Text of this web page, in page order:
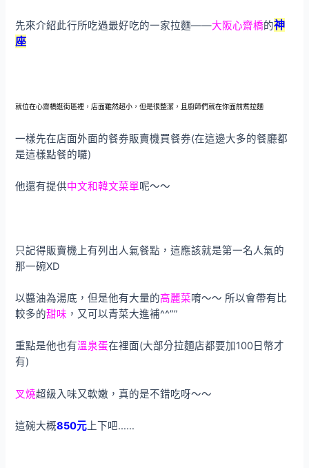
先來介紹此行所吃過最好吃的一家拉麵——大阪心齋橋的神
座
就位在心齋橋逛街區裡，店面雖然超小，但是很整潔，且廚師們就在你面前煮拉麵
一樣先在店面外面的餐券販賣機買餐券(在這邊大多的餐廳都
是這樣點餐的囉)
他還有提供中文和韓文菜單呢～～
只記得販賣機上有列出人氣餐點，這應該就是第一名人氣的
那一碗XD
以醬油為湯底，但是他有大量的高麗菜唷～～ 所以會帶有比
較多的甜味 ，又可以青菜大進補^^””
重點是他也有溫泉蛋在裡面(大部分拉麵店都要加100日幣才
有)
叉燒超級入味又軟嫩，真的是不錯吃呀～～
這碗大概850元 上下吧……